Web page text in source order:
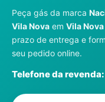
Contatos
Peça gás da marca
Vila Nova em Vila
prazo de entrega e
seu pedido online.
Telefone da revenda: